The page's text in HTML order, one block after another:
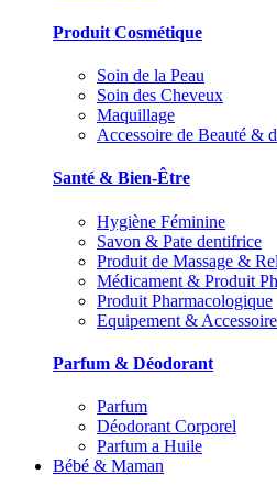
Produit Cosmétique
Soin de la Peau
Soin des Cheveux
Maquillage
Accessoire de Beauté &
Santé & Bien-Être
Hygiène Féminine
Savon & Pate dentifrice
Produit de Massage &
Médicament & Produit
Produit Pharmacologique
Equipement &
Parfum & Déodorant
Parfum
Déodorant Corporel
Parfum a Huile
Bébé & Maman